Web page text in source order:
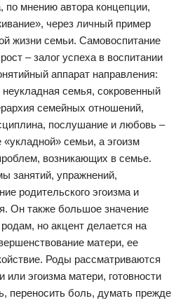
по мнению автора концепции,
через личный пример
жизни семьи. Самовоспитание
– залог успеха в воспитании
аппарат направления:
семья, сокровенный
семейных отношений,
послушание и любовь –
семьи, а эгоизм
возникающих в семье.
занятий, упражнений,
родительского эгоизма и
Он также большое значение
но акцент делается на
матери, ее
Роды рассматриваются
или эгоизма матери, готовности
переносить боль, думать прежде